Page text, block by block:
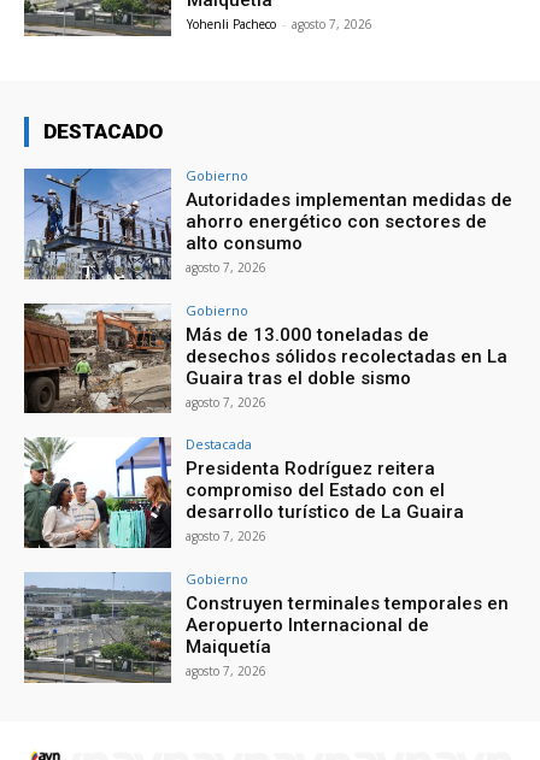
Yohenli Pacheco - agosto 7, 2026
DESTACADO
Gobierno
Autoridades implementan medidas de
ahorro energético con sectores de
alto consumo
agosto 7, 2026
Gobierno
Más de 13.000 toneladas de
desechos sólidos recolectadas en La
Guaira tras el doble sismo
agosto 7, 2026
Destacada
Presidenta Rodríguez reitera
compromiso del Estado con el
desarrollo turístico de La Guaira
agosto 7, 2026
Gobierno
Construyen terminales temporales en
Aeropuerto Internacional de
Maiquetía
agosto 7, 2026